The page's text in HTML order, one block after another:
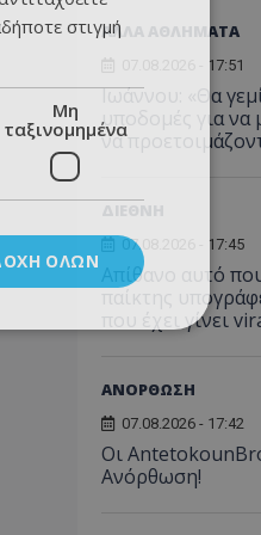
ΑΛΛΑ ΑΘΛΗΜΑΤΑ
07.08.2026 - 17:51
Ιωάννου: «Θα
υποδομές για να
να
07.08.2026 - 17:45
Απίθανο αυτό
παίκτης
που έχει γίνει
ΑΝΟΡΘΩΣΗ
07.08.2026 - 17:42
Οι
Ανόρθωση!
στιγμή
Μη
ταξινομημένα
ΌΛΩΝ